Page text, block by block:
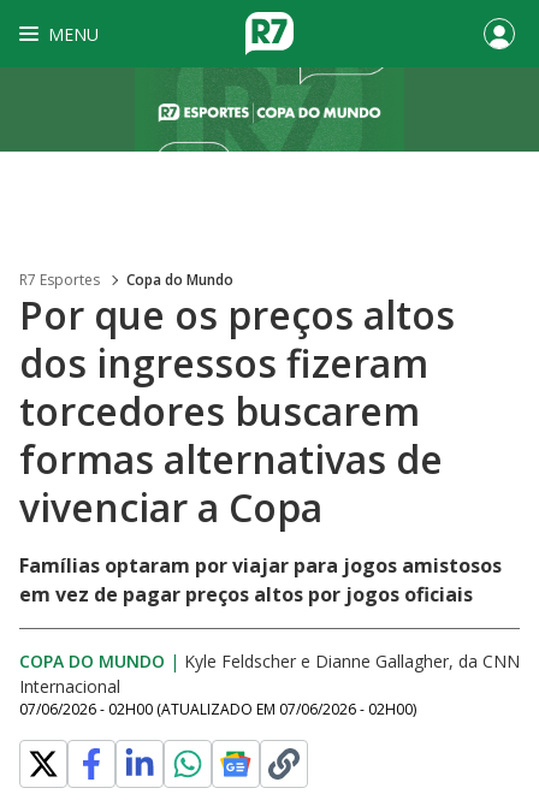
MENU
R7 Esportes Copa do Mundo
Por que os preços altos
dos ingressos fizeram
torcedores buscarem
formas alternativas de
vivenciar a Copa
Famílias optaram por viajar para jogos amistosos
em vez de pagar preços altos por jogos oficiais
COPA DO MUNDO | Kyle Feldscher e Dianne Gallagher, da CNN
Internacional
07/06/2026 - 02H00 (ATUALIZADO EM 07/06/2026 - 02H00)